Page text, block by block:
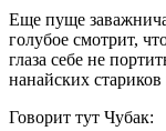
Еще пуще
голубое смотрит,
глаза себе не
нанайских стариков
Говорит тут Чубак: